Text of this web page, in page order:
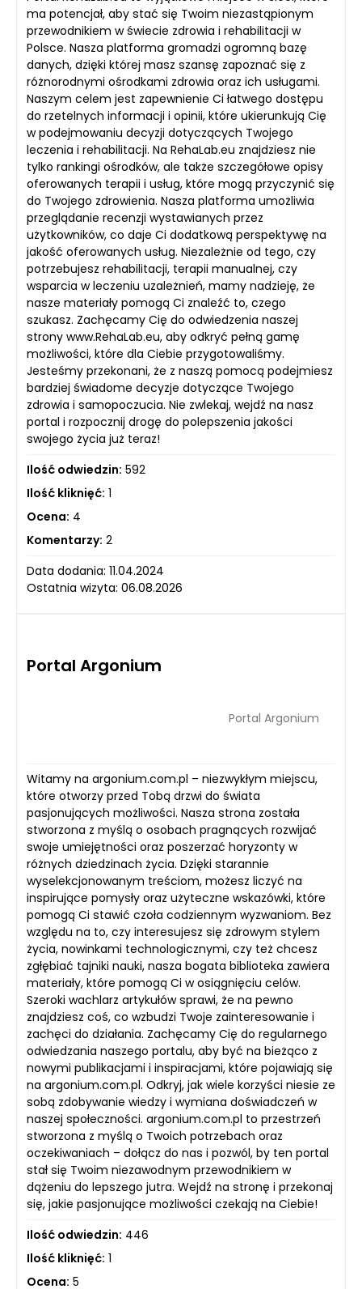
ma potencjał, aby stać się Twoim niezastąpionym
przewodnikiem w świecie zdrowia i rehabilitacji w
Polsce. Nasza platforma gromadzi ogromną bazę
danych, dzięki której masz szansę zapoznać się z
różnorodnymi ośrodkami zdrowia oraz ich usługami.
Naszym celem jest zapewnienie Ci łatwego dostępu
do rzetelnych informacji i opinii, które ukierunkują Cię
w podejmowaniu decyzji dotyczących Twojego
leczenia i rehabilitacji. Na RehaLab.eu znajdziesz nie
tylko rankingi ośrodków, ale także szczegółowe opisy
oferowanych terapii i usług, które mogą przyczynić się
do Twojego zdrowienia. Nasza platforma umożliwia
przeglądanie recenzji wystawianych przez
użytkowników, co daje Ci dodatkową perspektywę na
jakość oferowanych usług. Niezależnie od tego, czy
potrzebujesz rehabilitacji, terapii manualnej, czy
wsparcia w leczeniu uzależnień, mamy nadzieję, że
nasze materiały pomogą Ci znaleźć to, czego
szukasz. Zachęcamy Cię do odwiedzenia naszej
strony www.RehaLab.eu, aby odkryć pełną gamę
możliwości, które dla Ciebie przygotowaliśmy.
Jesteśmy przekonani, że z naszą pomocą podejmiesz
bardziej świadome decyzje dotyczące Twojego
zdrowia i samopoczucia. Nie zwlekaj, wejdź na nasz
portal i rozpocznij drogę do polepszenia jakości
swojego życia już teraz!
Ilość odwiedzin: 592
Ilość kliknięć: 1
Ocena: 4
Komentarzy: 2
Data dodania: 11.04.2024
Ostatnia wizyta: 06.08.2026
Portal Argonium
Portal Argonium
Witamy na argonium.com.pl – niezwykłym miejscu,
które otworzy przed Tobą drzwi do świata
pasjonujących możliwości. Nasza strona została
stworzona z myślą o osobach pragnących rozwijać
swoje umiejętności oraz poszerzać horyzonty w
różnych dziedzinach życia. Dzięki starannie
wyselekcjonowanym treściom, możesz liczyć na
inspirujące pomysły oraz użyteczne wskazówki, które
pomogą Ci stawić czoła codziennym wyzwaniom. Bez
względu na to, czy interesujesz się zdrowym stylem
życia, nowinkami technologicznymi, czy też chcesz
zgłębiać tajniki nauki, nasza bogata biblioteka zawiera
materiały, które pomogą Ci w osiągnięciu celów.
Szeroki wachlarz artykułów sprawi, że na pewno
znajdziesz coś, co wzbudzi Twoje zainteresowanie i
zachęci do działania. Zachęcamy Cię do regularnego
odwiedzania naszego portalu, aby być na bieżąco z
nowymi publikacjami i inspiracjami, które pojawiają się
na argonium.com.pl. Odkryj, jak wiele korzyści niesie ze
sobą zdobywanie wiedzy i wymiana doświadczeń w
naszej społeczności. argonium.com.pl to przestrzeń
stworzona z myślą o Twoich potrzebach oraz
oczekiwaniach – dołącz do nas i pozwól, by ten portal
stał się Twoim niezawodnym przewodnikiem w
dążeniu do lepszego jutra. Wejdź na stronę i przekonaj
się, jakie pasjonujące możliwości czekają na Ciebie!
Ilość odwiedzin: 446
Ilość kliknięć: 1
Ocena: 5